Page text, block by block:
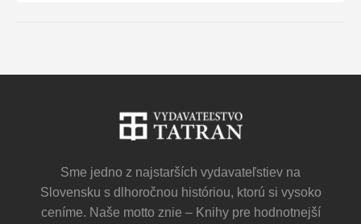
Sme jedno z najstarších vydavateľstiev na
Slovensku s dlhoročnou históriou, ktorú si vysoko
ceníme. Naše motto znie – Knihy pre hodnotnejší